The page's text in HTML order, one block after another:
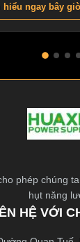
hiểu ngay bây
phép chúng
hụt năng
HỆ VỚI